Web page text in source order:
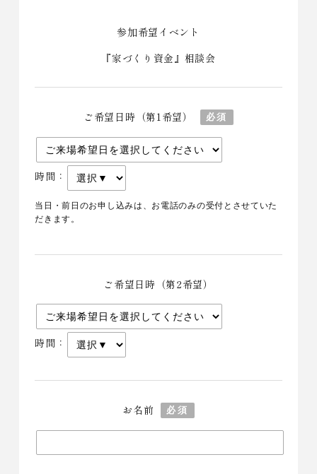
参加希望イベント
『家づくり資金』相談会
ご希望日時（第1希望） 必須
時間：
当日・前日のお申し込みは、お電話のみの受付とさせていた
だきます。
ご希望日時（第2希望）
時間：
お名前 必須